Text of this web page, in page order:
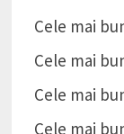
Cele mai
Cele mai
Cele mai
Cele mai